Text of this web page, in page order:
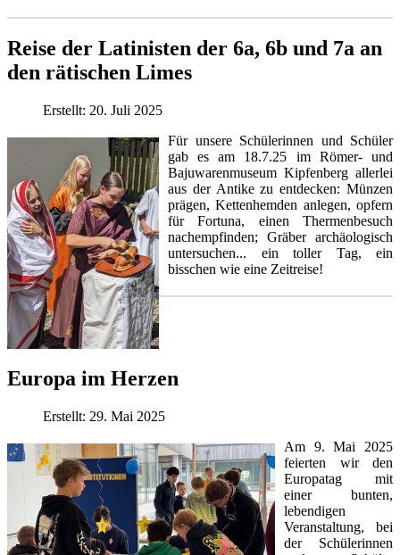
Reise der Latinisten der 6a, 6b und 7a an
den rätischen Limes
Erstellt: 20. Juli 2025
Für unsere Schülerinnen und Schüler
gab es am 18.7.25 im Römer- und
Bajuwarenmuseum Kipfenberg allerlei
aus der Antike zu entdecken: Münzen
prägen, Kettenhemden anlegen, opfern
für Fortuna, einen Thermenbesuch
nachempfinden; Gräber archäologisch
untersuchen... ein toller Tag, ein
bisschen wie eine Zeitreise!
Europa im Herzen
Erstellt: 29. Mai 2025
Am 9. Mai 2025
feierten wir den
Europatag mit
einer bunten,
lebendigen
Veranstaltung, bei
der Schülerinnen